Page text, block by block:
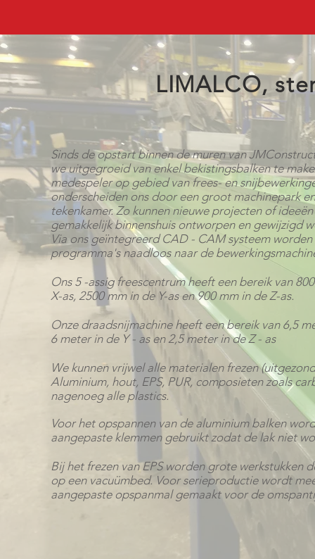
LIMALCO,
Sinds de opstart binnen de muren van
weuitgegroeid van enkel bekistingsbalken te
medespeler op gebied van frees- en
onderscheiden ons door een groot machinepark
tekenkamer. Zo kunnen nieuwe projecten of ideeën
gemakkelijk binnenshuis ontworpen en gewijzigd
Via ons geïntegreerd CAD - CAM systeem worden
programma's naadloos naar de
Ons 5 -assig freescentrum heeft een bereik van
X-as, 2500 mm in de Y-as en 900 mm in de Z-as.
Onze draadsnijmachine heeft een bereik van 6,5
6 meter in de Y - as en 2,5 meter in de Z - as
We kunnen vrijwel alle materialen frezen
Aluminium, hout, EPS, PUR, composieten zoals
nagenoeg alle plastics.
Voor het opspannen van de aluminium balken
aangepaste klemmen gebruikt zodat de lak niet
Bij het frezen van EPS worden grote werkstukken
op een vacuümbed. Voor serieproductie wordt
aangepaste opspanmal gemaakt voor de